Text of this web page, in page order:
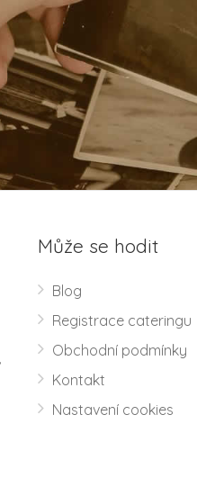
Může se hodit
Blog
Registrace cateringu
Obchodní podmínky
Kontakt
Nastavení cookies